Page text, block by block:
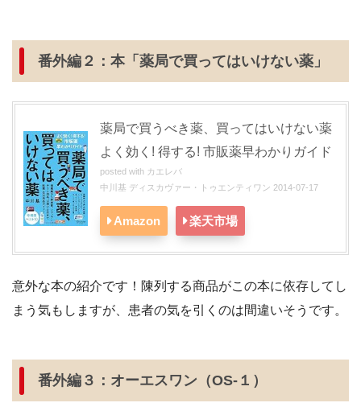
番外編２：本「薬局で買ってはいけない薬」
薬局で買うべき薬、買ってはいけない薬
よく効く! 得する! 市販薬早わかりガイド
posted with カエレバ
中川基 ディスカヴァー・トゥエンティワン 2014-07-17
Amazon 楽天市場
意外な本の紹介です！陳列する商品がこの本に依存してし
まう気もしますが、患者の気を引くのは間違いそうです。
番外編３：オーエスワン（OS-１）